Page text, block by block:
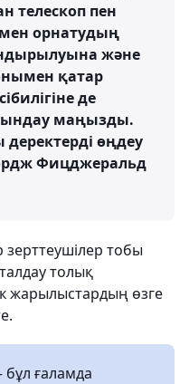
телескоп пен
орнатудың
және
қатар
де
маңызды.
өңдеу
Фицджеральд
зерттеушілер тобы
толық
жарылыстардың өзге
бұл ғаламда